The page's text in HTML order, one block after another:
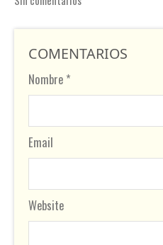
COMENTARIOS
Nombre *
Email
Website